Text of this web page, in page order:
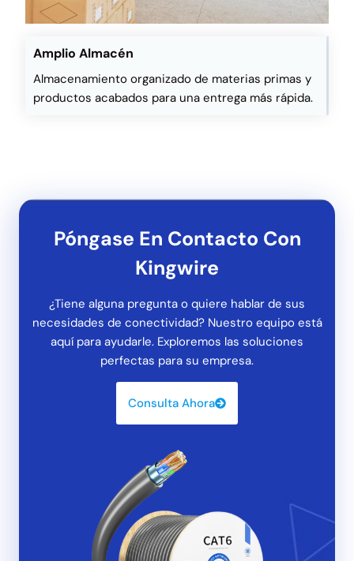
Amplio Almacén
Almacenamiento organizado de materias primas y
productos acabados para una entrega más rápida.
Póngase En Contacto Con
Kingwire
¿Tiene alguna pregunta o quiere hablar de sus
necesidades de conectividad? Nuestro equipo está
aquí para ayudarle. Exploremos las soluciones
perfectas para su empresa.
Consulta Ahora